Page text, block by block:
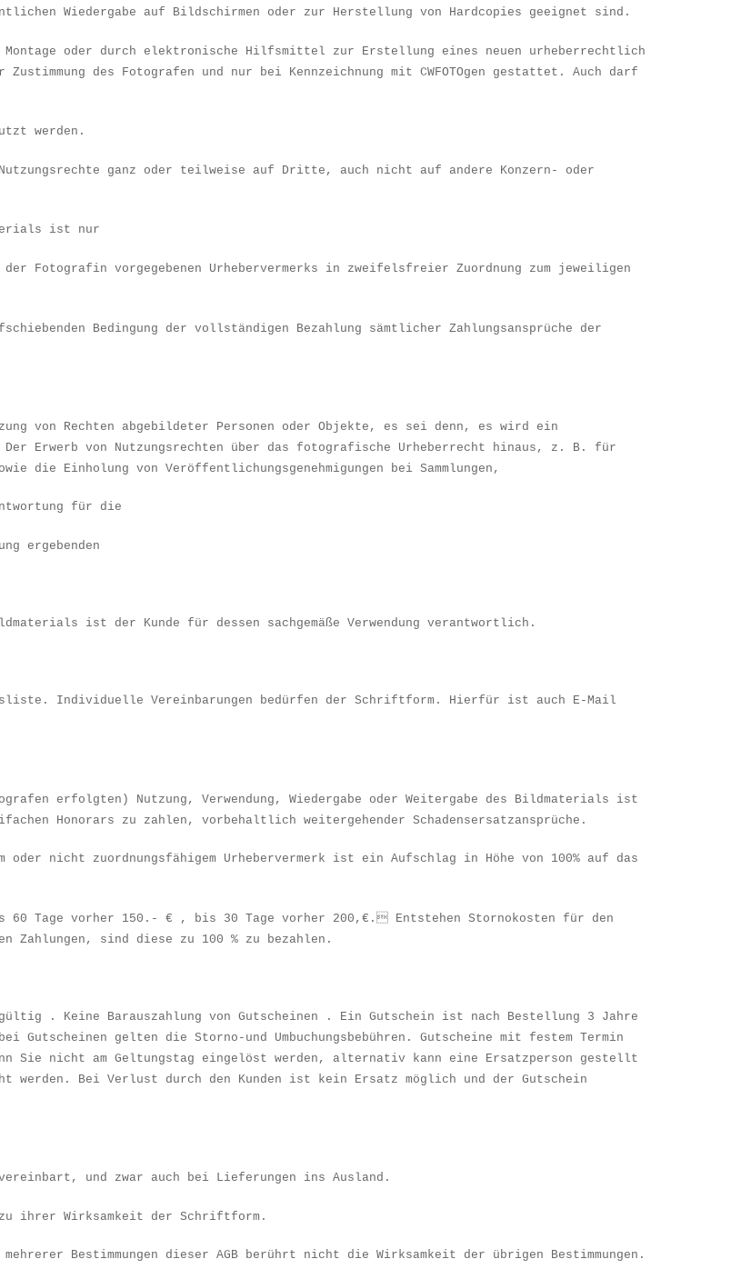
Wiedergabe auf Bildschirmen oder zur Herstellung von Hardcopies geeignet sind.
Montage oder durch elektronische Hilfsmittel zur Erstellung eines neuen urheberrechtlich
des Fotografen und nur bei Kennzeichnung mit CWFOTOgen gestattet. Auch darf
werden.
Nutzungsrechte ganz oder teilweise auf Dritte, auch nicht auf andere Konzern- oder
ist nur
Fotografin vorgegebenen Urhebervermerks in zweifelsfreier Zuordnung zum jeweiligen
Bedingung der vollständigen Bezahlung sämtlicher Zahlungsansprüche der
von Rechten abgebildeter Personen oder Objekte, es sei denn, es wird ein
Erwerb von Nutzungsrechten ü ber das fotografische Urheberrecht hinaus, z. B. für
die Einholung von Veröffentlichungsgenehmigungen bei Sammlungen,
für die
ergebenden
ist der Kunde für dessen sachgemäße Verwendung verantwortlich.
Individuelle Vereinbarungen bedürfen der Schriftform. Hierfür ist auch E-Mail
erfolgten) Nutzung, Verwendung, Wiedergabe oder Weitergabe des Bildmaterials ist
Honorars zu zahlen, vorbehaltlich weitergehender Schadensersatzansprüche.
oder nicht zuordnungsfähigem Urhebervermerk ist ein Aufschlag in Höhe von 100% auf das
60 Tage vorher 150.- € , bis 30 Tage vorher 200, € . Entstehen Stornokosten für den
Zahlungen, sind diese zu 100 % zu bezahlen.
ü ltig . Keine Barauszahlung von Gutscheinen . Ein Gutschein ist nach Bestellung 3 Jahre
Gutscheinen gelten die Storno-und Umbuchungsbebü hren. Gutscheine mit festem Termin
Sie nicht am Geltungstag eingelöst werden, alternativ kann eine Ersatzperson gestellt
werden. Bei Verlust durch den Kunden ist kein Ersatz möglich und der Gutschein
und zwar auch bei Lieferungen ins Ausland.
ihrer Wirksamkeit der Schriftform.
Bestimmungen dieser AGB berührt nicht die Wirksamkeit der übrigen Bestimmungen.